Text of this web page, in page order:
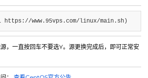
https://www.95vps.com/linux/main.sh)
，一直按回车不要选Y。源更换完成后，即可正常安